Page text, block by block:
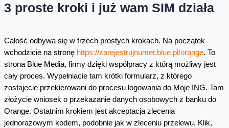
3 proste kroki i już wam SIM działa
Całość odbywa się w trzech prostych krokach. Na początek
wchodzicie na stronę https://zarejestrujnumer.blue.pl/orange. To
strona Blue Media, firmy dzięki współpracy z którą możliwy jest
cały proces. Wypełniacie tam krótki formularz, z którego
zostajecie przekierowani do procesu logowania do Moje ING. Tam
złożycie wniosek o przekazanie danych osobowych z banku do
Orange. Ostatnim krokiem jest akceptacja zlecenia
jednorazowym kodem, podobnie jak w zleceniu przelewu. Klik,